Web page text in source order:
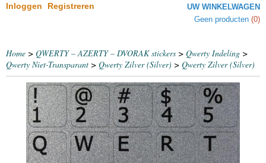
Inloggen Registreren
UW WINKELWAGEN
Geen producten (0)
Home > QWERTY – AZERTY – DVORAK stickers > Qwerty Indeling >
Qwerty Niet-Transparant > Qwerty Zilver (Silver) > Qwerty Zilver (Silver)